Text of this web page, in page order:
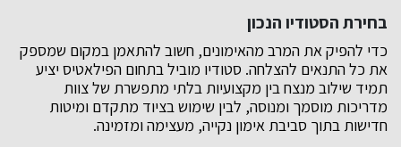
בחירת הסטודיו הנכון
כדי להפיק את המרב מהאימונים, חשוב להתאמן במקום שמספק
את כל התנאים להצלחה. סטודיו מוביל בתחום הפילאטיס יציע
תמיד שילוב מנצח בין מקצועיות בלתי מתפשרת של צוות
מדריכות מוסמך ומנוסה, לבין שימוש בציוד מתקדם ומיטות
חדישות בתוך סביבת אימון נקייה, מעצימה ומזמינה.